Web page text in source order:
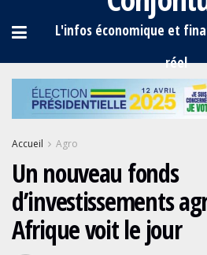
Accueil Agro
Un nouveau fonds
d’investissements
Afrique voit le jour